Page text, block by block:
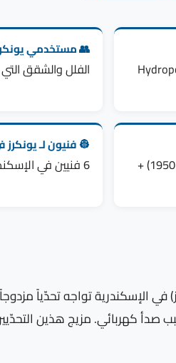
👥 مستخدمي
الفلل والشقق
مباني تاريخية كثيرة (1900-1950) +
👷 فنيون لـ
6 فنيين في الإسكندرية
صدأ كهربائي. مزيج هذين